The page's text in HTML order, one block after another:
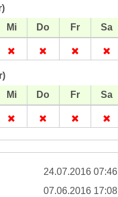
24.07.2016 07:46
07.06.2016 17:08